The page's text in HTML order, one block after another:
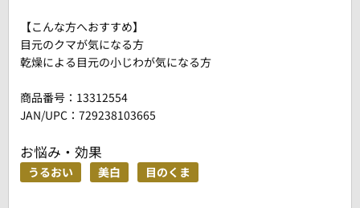
【こんな方へおすすめ】
目元のクマが気になる方
乾燥による目元の小じわが気になる方
商品番号： 13312554
JAN/UPC：729238103665
お悩み・効果
うるおい 美白 目のくま